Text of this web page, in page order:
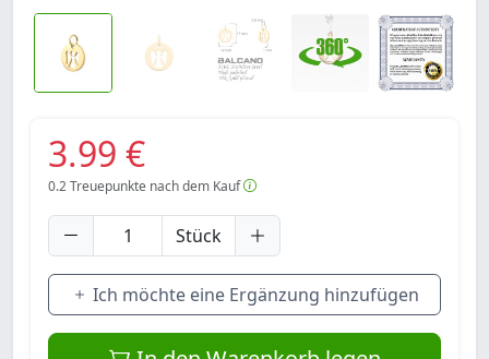
3.99 €
0.2Treuepunkte nach dem Kauf
Stück
Ich möchte eine Ergänzung hinzufügen